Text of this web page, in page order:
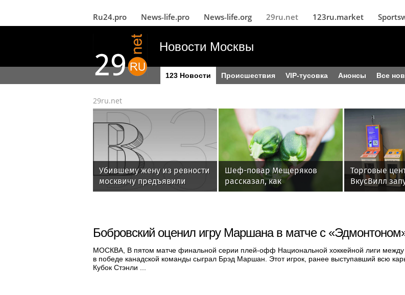
Ru24.pro News‑life.pro News‑life.org 29ru.net 123ru.market
Новости Москвы
123 Новости Происшествия VIP-тусовка Анонсы Все
29ru.net
Убившему жену из ревности
москвичу предъявили
обвинение
Шеф-повар Мещеряков
рассказал, как
замораживать кабачки на
Торговые
ВкусВилл
совместный
Бобровский оценил игру Маршана в матче с
МОСКВА, В пятом матче финальной серии плей-офф Национальной хоккейной лиги
в победе канадской команды сыграл Брэд Маршан. Этот игрок, ранее выступавший всю
Кубок Стэнли ...